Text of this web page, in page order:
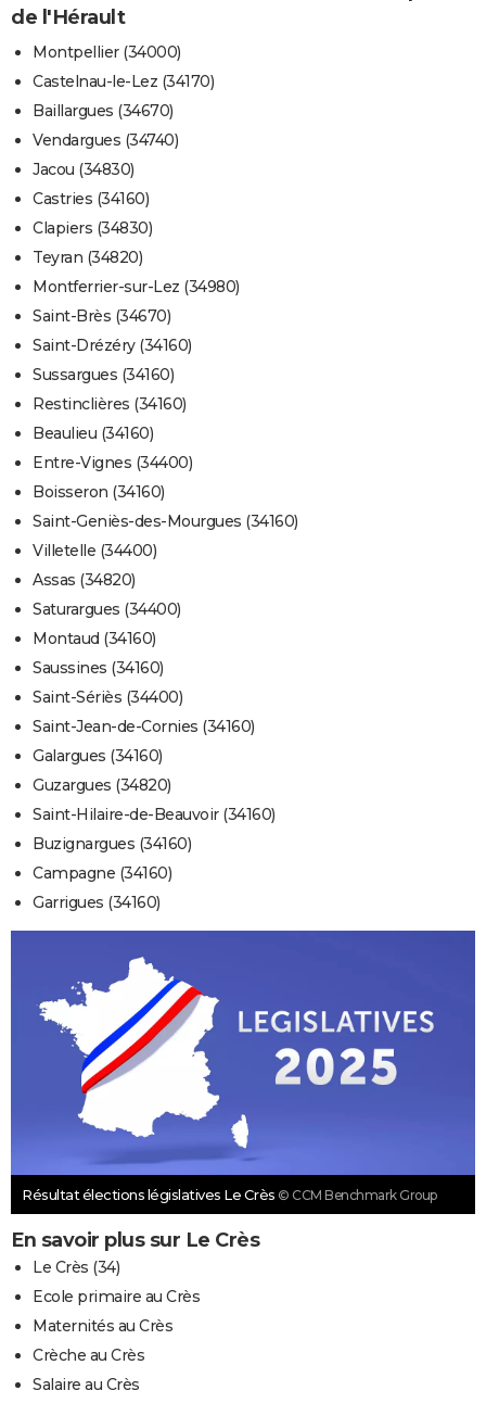
de l'Hérault
Montpellier (34000)
Castelnau-le-Lez (34170)
Baillargues (34670)
Vendargues (34740)
Jacou (34830)
Castries (34160)
Clapiers (34830)
Teyran (34820)
Montferrier-sur-Lez (34980)
Saint-Brès (34670)
Saint-Drézéry (34160)
Sussargues (34160)
Restinclières (34160)
Beaulieu (34160)
Entre-Vignes (34400)
Boisseron (34160)
Saint-Geniès-des-Mourgues (34160)
Villetelle (34400)
Assas (34820)
Saturargues (34400)
Montaud (34160)
Saussines (34160)
Saint-Sériès (34400)
Saint-Jean-de-Cornies (34160)
Galargues (34160)
Guzargues (34820)
Saint-Hilaire-de-Beauvoir (34160)
Buzignargues (34160)
Campagne (34160)
Garrigues (34160)
Résultat élections législatives Le Crès © CCM Benchmark Group
En savoir plus sur Le Crès
Le Crès (34)
Ecole primaire au Crès
Maternités au Crès
Crèche au Crès
Salaire au Crès